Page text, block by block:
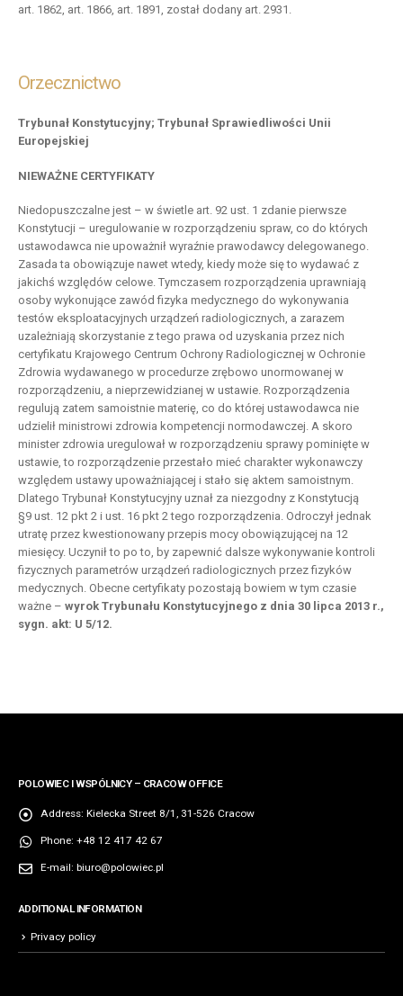
art. 1862, art. 1866, art. 1891, został dodany art. 2931.
Orzecznictwo
Trybunał Konstytucyjny; Trybunał Sprawiedliwości Unii
Europejskiej
NIEWAŻNE CERTYFIKATY
Niedopuszczalne jest – w świetle art. 92 ust. 1 zdanie pierwsze
Konstytucji – uregulowanie w rozporządzeniu spraw, co do których
ustawodawca nie upoważnił wyraźnie prawodawcy delegowanego.
Zasada ta obowiązuje nawet wtedy, kiedy może się to wydawać z
jakichś względów celowe. Tymczasem rozporządzenia uprawniają
osoby wykonujące zawód fizyka medycznego do wykonywania
testów eksploatacyjnych urządzeń radiologicznych, a zarazem
uzależniają skorzystanie z tego prawa od uzyskania przez nich
certyfikatu Krajowego Centrum Ochrony Radiologicznej w Ochronie
Zdrowia wydawanego w procedurze zrębowo unormowanej w
rozporządzeniu, a nieprzewidzianej w ustawie. Rozporządzenia
regulują zatem samoistnie materię, co do której ustawodawca nie
udzielił ministrowi zdrowia kompetencji normodawczej. A skoro
minister zdrowia uregulował w rozporządzeniu sprawy pominięte w
ustawie, to rozporządzenie przestało mieć charakter wykonawczy
względem ustawy upoważniającej i stało się aktem samoistnym.
Dlatego Trybunał Konstytucyjny uznał za niezgodny z Konstytucją
§9 ust. 12 pkt 2 i ust. 16 pkt 2 tego rozporządzenia. Odroczył jednak
utratę przez kwestionowany przepis mocy obowiązującej na 12
miesięcy. Uczynił to po to, by zapewnić dalsze wykonywanie kontroli
fizycznych parametrów urządzeń radiologicznych przez fizyków
medycznych. Obecne certyfikaty pozostają bowiem w tym czasie
ważne – wyrok Trybunału Konstytucyjnego z dnia 30 lipca 2013 r.,
sygn. akt: U 5/12.
POLOWIEC I WSPÓLNICY – CRACOW OFFICE
Address: Kielecka Street 8/1, 31-526 Cracow
Phone: +48 12 417 42 67
E-mail: biuro@polowiec.pl
ADDITIONAL INFORMATION
Privacy policy